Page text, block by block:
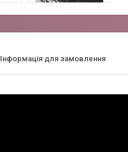
Інформація для замовлення